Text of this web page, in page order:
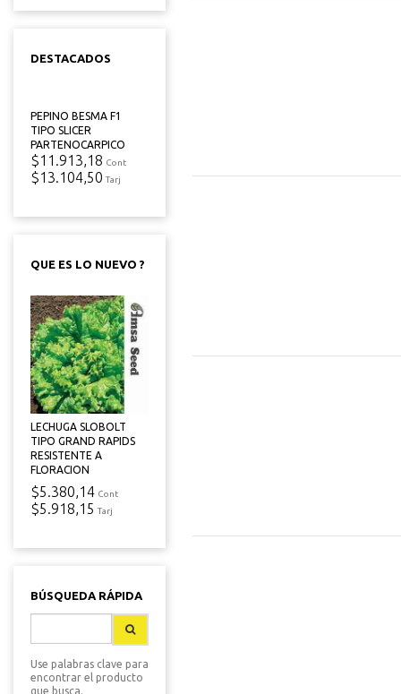
DESTACADOS
PEPINO BESMA F1
TIPO SLICER
PARTENOCARPICO
$11.913,18 Cont
$13.104,50 Tarj
QUE ES LO NUEVO ?
LECHUGA SLOBOLT
TIPO GRAND RAPIDS
RESISTENTE A
FLORACION
$5.380,14 Cont
$5.918,15 Tarj
BÚSQUEDA RÁPIDA
Use palabras clave para
encontrar el producto
que busca.